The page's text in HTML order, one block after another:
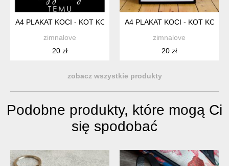
A4 PLAKAT KOCI - KOT KOCIARA 12 CZARNY
zimnalove
20 zł
A4 PLAKAT KOCI - KOT
zimnalove
20 zł
zobacz wszystkie produkty
Podobne produkty, które mogą Ci
się spodobać